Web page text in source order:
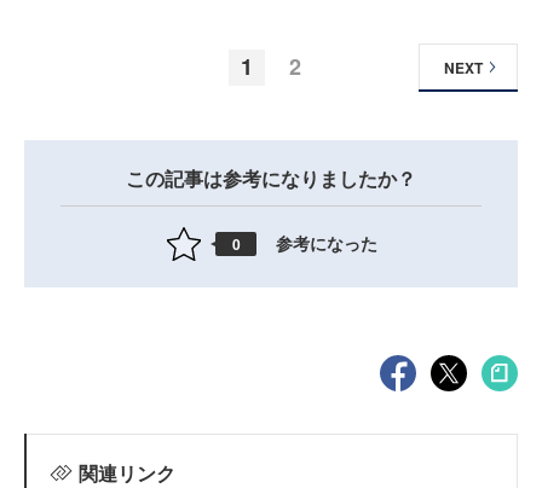
1 2 NEXT
この記事は参考になりましたか？
0 参考になった
関連リンク